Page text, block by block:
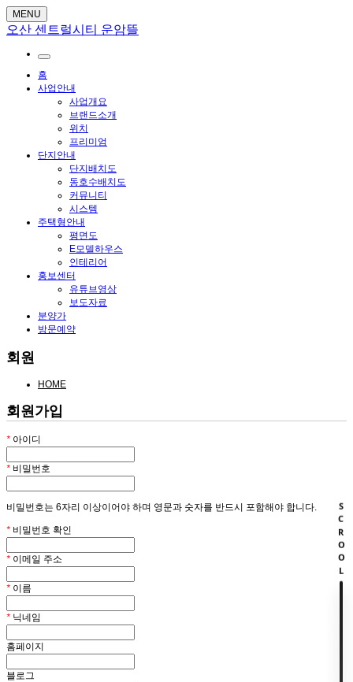
MENU
오산 센트럴시티 운암뜰
홈
사업안내
사업개요
브랜드소개
위치
프리미엄
단지안내
단지배치도
동호수배치도
커뮤니티
시스템
주택형안내
평면도
E모델하우스
인테리어
홍보센터
유튜브영상
보도자료
분양가
방문예약
회원
HOME
회원가입
* 아이디
* 비밀번호
비밀번호는 6자리 이상이어야 하며 영문과 숫자를 반드시 포함해야 합니다.
* 비밀번호 확인
* 이메일 주소
* 이름
* 닉네임
홈페이지
블로그
SCROOL